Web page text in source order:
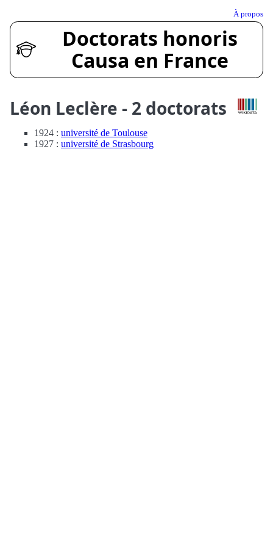
À propos
Doctorats honoris
Causa en France
Léon Leclère - 2 doctorats
1924 : université de Toulouse
1927 : université de Strasbourg